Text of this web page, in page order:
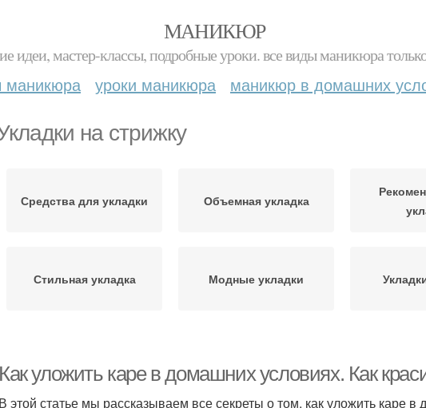
МАНИКЮР
идеи, мастер-классы, подробные уроки. все виды маникюра
маникюра уроки маникюра маникюр в домашних
на стрижку
Средства для укладки Объемная укладка
Стильная укладка Модные укладки
Как уложить каре в домашних условиях. Как
В этой статье мы рассказываем все секреты о том, как уложить каре